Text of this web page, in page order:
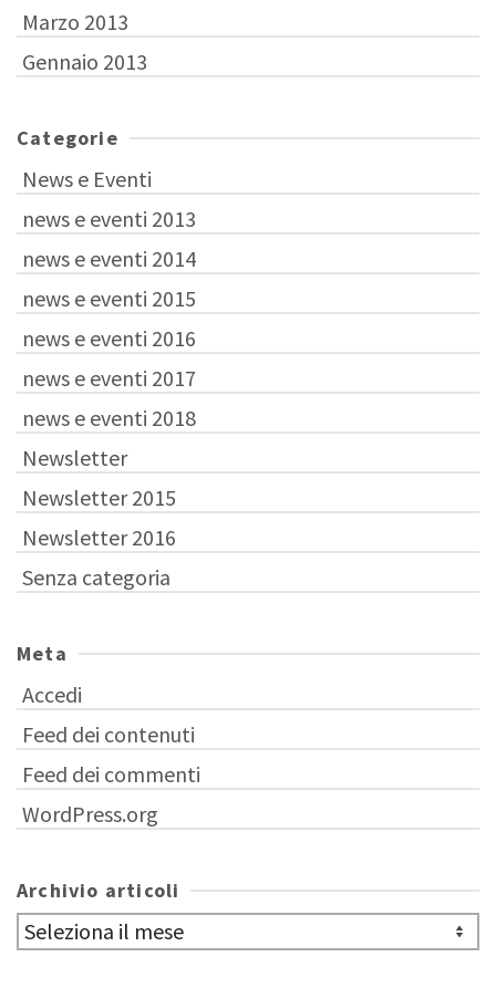
Marzo 2013
Gennaio 2013
Categorie
News e Eventi
news e eventi 2013
news e eventi 2014
news e eventi 2015
news e eventi 2016
news e eventi 2017
news e eventi 2018
Newsletter
Newsletter 2015
Newsletter 2016
Senza categoria
Meta
Accedi
Feed dei contenuti
Feed dei commenti
WordPress.org
Archivio articoli
Archivio
articoli